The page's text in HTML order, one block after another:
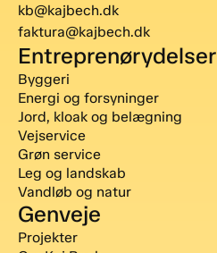
kb@kajbech.dk
faktura@kajbech.dk
Entreprenørydelser
Byggeri
Energi og forsyninger
Jord, kloak og belægning
Vejservice
Grøn service
Leg og landskab
Vandløb og natur
Genveje
Projekter